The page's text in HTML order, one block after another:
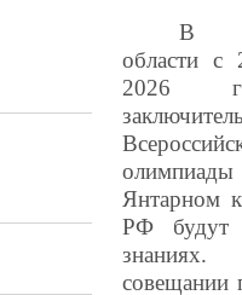
В
области с
2026
Янтарном
РФ будут
совещании